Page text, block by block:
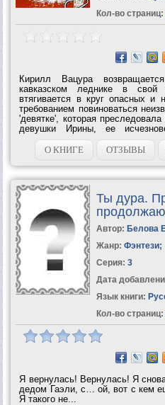
Кол-во страниц:
Кирилл Вацура
кавказском леднике в
втягивается в круг опасных и
требованием повиноваться
'девятке', которая
девушки Ирины, ее
'хвост'… В конце концов Вацура
месте, откуда только что...
О КНИГЕ ОТЗЫВЫ
Ты дура.
Автор: Белова
Жанр: Фэнтези;
Серия: 3
Дата
Язык книги:
Кол-во страниц:
Я вернулась! Вернулась! Я
дедом Гаэли, с… ой, вот с кем
Я такого не...